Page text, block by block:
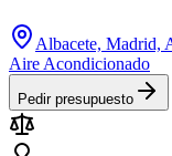
Albacete, Madrid,
Aire Acondicionado
Pedir presupuesto